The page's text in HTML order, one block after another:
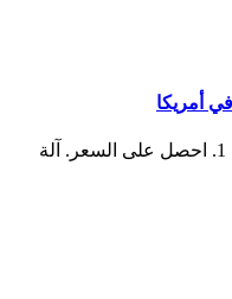
أمريكا
مصنعي معدات تعدين الذهب المحمولة 1. احصل على السعر. آلة